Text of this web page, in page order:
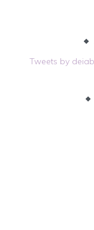
❖
Tweets by
❖